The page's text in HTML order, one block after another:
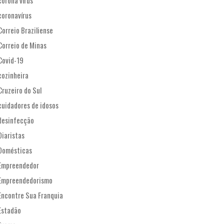
Braziliense
de Minas
19
do Sul
de idosos
Sua Franquia